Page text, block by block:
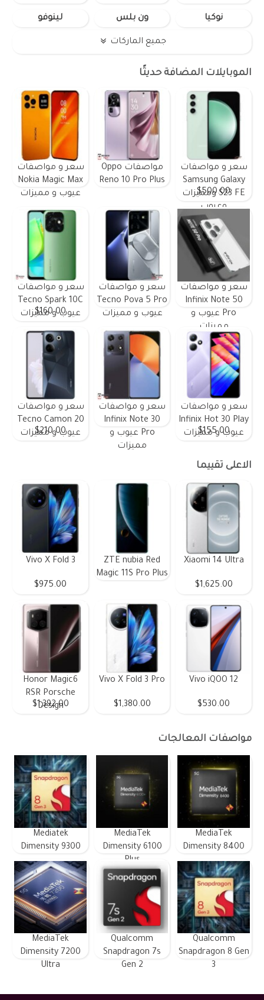
نوكيا ون بلس لينوفو
جميع الماركات
الموبايلات المضافة حديثًا
سعر و مواصفات
Samsung Galaxy
S23 FE ومميزات
وعيوب
$500.00
مواصفات Oppo
Reno 10 Pro Plus
سعر و مواصفات
Nokia Magic Max
عيوب و مميزات
سعر و مواصفات
Infinix Note 50
Pro عيوب و
مميزات
سعر و مواصفات
Tecno Pova 5 Pro
عيوب و مميزات
سعر و مواصفات
Tecno Spark 10C
عيوب و مميزات
$160.00
سعر و مواصفات
Infinix Hot 30 Play
عيوب و مميزات
$155.00
سعر و مواصفات
Infinix Note 30
Pro عيوب و
مميزات
سعر و مواصفات
Tecno Camon 20
عيوب و مميزات
$210.00
الاعلى تقييما
Xiaomi 14 Ultra
$1,625.00
ZTE nubia Red
Magic 11S Pro Plus
Vivo X Fold 3
$975.00
Vivo iQOO 12
$530.00
Vivo X Fold 3 Pro
$1,380.00
Honor Magic6
RSR Porsche
Design
$1,392.00
مواصفات المعالجات
MediaTek
Dimensity 8400
MediaTek
Dimensity 6100
Plus
Mediatek
Dimensity 9300
Qualcomm
Snapdragon 8 Gen
3
Qualcomm
Snapdragon 7s
Gen 2
MediaTek
Dimensity 7200
Ultra